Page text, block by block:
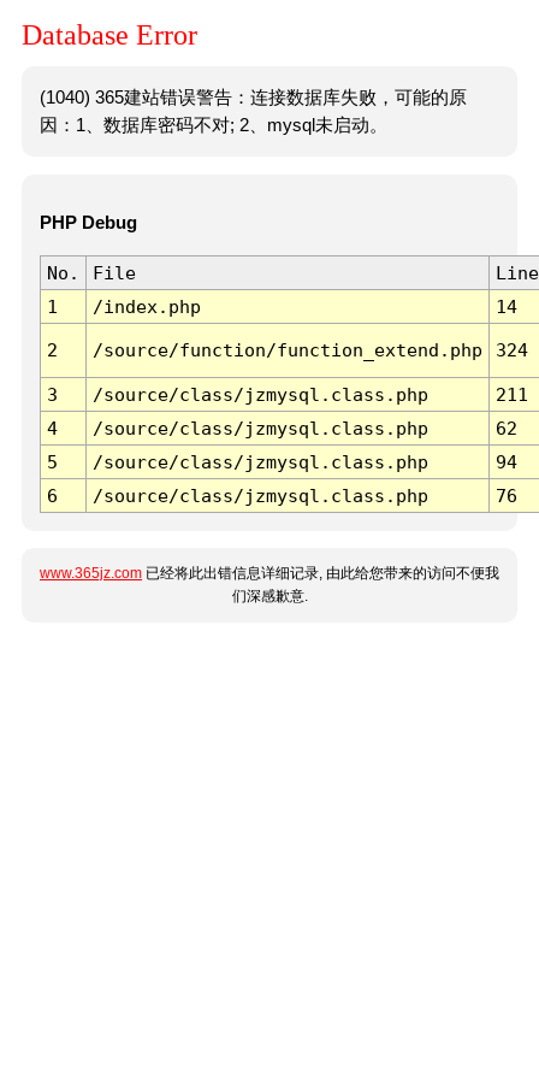
Database Error
(1040) 365建站错误警告：连接数据库失败，可能的原
因：1、数据库密码不对; 2、mysql未启动。
PHP Debug
No. File
Line
1
/index.php 14
2 /source/function/function_extend.php 324
3 /source/class/jzmysql.class.php
211
4
/source/class/jzmysql.class.php
62
5
/source/class/jzmysql.class.php
94
6
/source/class/jzmysql.class.php 76
www.365jz.com 已经将此出错信息详细记录, 由此给您带来的访问不便我
们深感歉意.